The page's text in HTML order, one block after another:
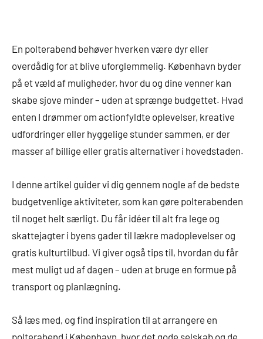
En polterabend behøver hverken være dyr eller
overdådig for at blive uforglemmelig. København byder
på et væld af muligheder, hvor du og dine venner kan
skabe sjove minder – uden at sprænge budgettet. Hvad
enten I drømmer om actionfyldte oplevelser, kreative
udfordringer eller hyggelige stunder sammen, er der
masser af billige eller gratis alternativer i hovedstaden.
I denne artikel guider vi dig gennem nogle af de bedste
budgetvenlige aktiviteter, som kan gøre polterabenden
til noget helt særligt. Du får idéer til alt fra lege og
skattejagter i byens gader til lækre madoplevelser og
gratis kulturtilbud. Vi giver også tips til, hvordan du får
mest muligt ud af dagen – uden at bruge en formue på
transport og planlægning.
Så læs med, og find inspiration til at arrangere en